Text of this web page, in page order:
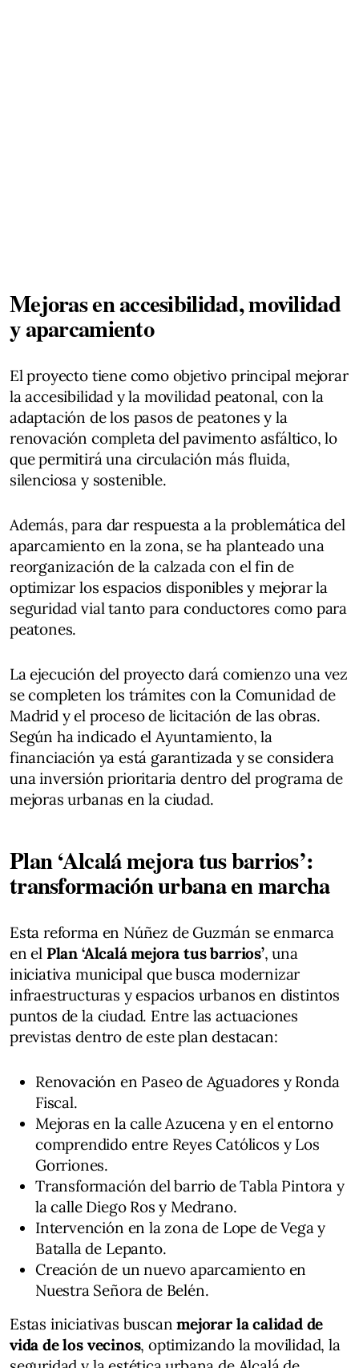
Mejoras en accesibilidad, movilidad
y aparcamiento
El proyecto tiene como objetivo principal mejorar
la accesibilidad y la movilidad peatonal, con la
adaptación de los pasos de peatones y la
renovación completa del pavimento asfáltico, lo
que permitirá una circulación más fluida,
silenciosa y sostenible.
Además, para dar respuesta a la problemática del
aparcamiento en la zona, se ha planteado una
reorganización de la calzada con el fin de
optimizar los espacios disponibles y mejorar la
seguridad vial tanto para conductores como para
peatones.
La ejecución del proyecto dará comienzo una vez
se completen los trámites con la Comunidad de
Madrid y el proceso de licitación de las obras.
Según ha indicado el Ayuntamiento, la
financiación ya está garantizada y se considera
una inversión prioritaria dentro del programa de
mejoras urbanas en la ciudad.
Plan ‘Alcalá mejora tus barrios’:
transformación urbana en marcha
Esta reforma en Núñez de Guzmán se enmarca
en el Plan ‘Alcalá mejora tus barrios’, una
iniciativa municipal que busca modernizar
infraestructuras y espacios urbanos en distintos
puntos de la ciudad. Entre las actuaciones
previstas dentro de este plan destacan:
Renovación en Paseo de Aguadores y Ronda
Fiscal.
Mejoras en la calle Azucena y en el entorno
comprendido entre Reyes Católicos y Los
Gorriones.
Transformación del barrio de Tabla Pintora y
la calle Diego Ros y Medrano.
Intervención en la zona de Lope de Vega y
Batalla de Lepanto.
Creación de un nuevo aparcamiento en
Nuestra Señora de Belén.
Estas iniciativas buscanmejorar la calidad de
vida de los vecinos, optimizando la movilidad, la